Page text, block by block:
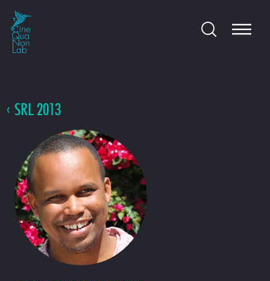
SRL 2013